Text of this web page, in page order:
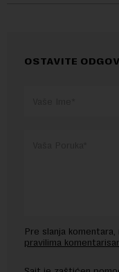
OSTAVITE
Pre slanja
pravilima